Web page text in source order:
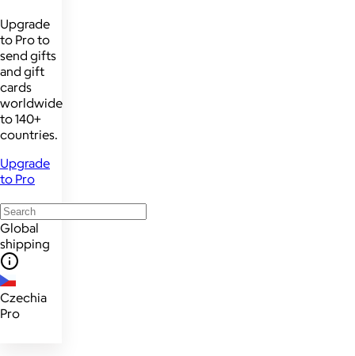
Upgrade
to Pro to
send gifts
and gift
cards
worldwide
to 140+
countries.
Upgrade
to Pro
Global
shipping
Czechia
Pro